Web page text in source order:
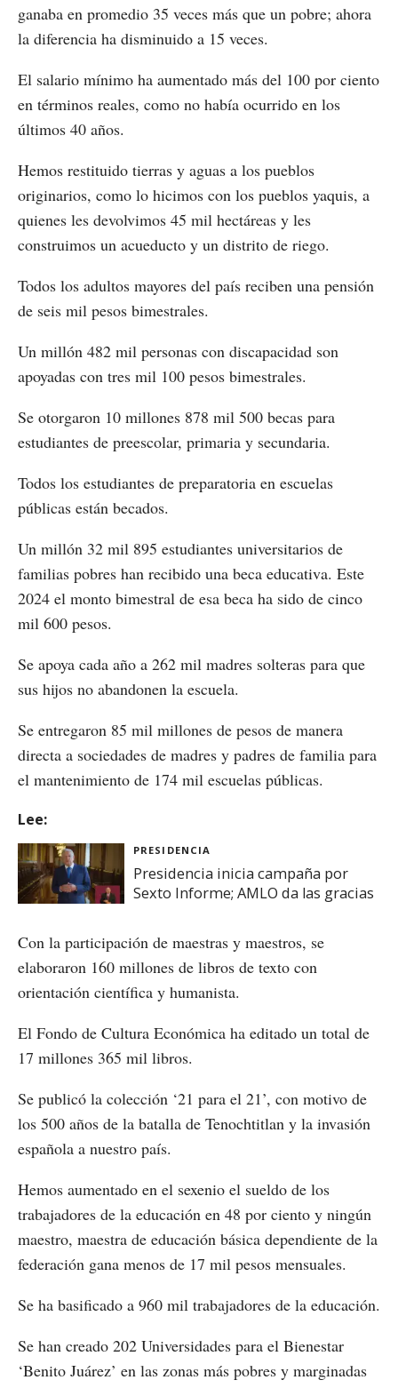
ganaba en promedio 35 veces más que un pobre; ahora
la diferencia ha disminuido a 15 veces.
El salario mínimo ha aumentado más del 100 por ciento
en términos reales, como no había ocurrido en los
últimos 40 años.
Hemos restituido tierras y aguas a los pueblos
originarios, como lo hicimos con los pueblos yaquis, a
quienes les devolvimos 45 mil hectáreas y les
construimos un acueducto y un distrito de riego.
Todos los adultos mayores del país reciben una pensión
de seis mil pesos bimestrales.
Un millón 482 mil personas con discapacidad son
apoyadas con tres mil 100 pesos bimestrales.
Se otorgaron 10 millones 878 mil 500 becas para
estudiantes de preescolar, primaria y secundaria.
Todos los estudiantes de preparatoria en escuelas
públicas están becados.
Un millón 32 mil 895 estudiantes universitarios de
familias pobres han recibido una beca educativa. Este
2024 el monto bimestral de esa beca ha sido de cinco
mil 600 pesos.
Se apoya cada año a 262 mil madres solteras para que
sus hijos no abandonen la escuela.
Se entregaron 85 mil millones de pesos de manera
directa a sociedades de madres y padres de familia para
el mantenimiento de 174 mil escuelas públicas.
Lee:
PRESIDENCIA
Presidencia inicia campaña por
Sexto Informe; AMLO da las gracias
Con la participación de maestras y maestros, se
elaboraron 160 millones de libros de texto con
orientación científica y humanista.
El Fondo de Cultura Económica ha editado un total de
17 millones 365 mil libros.
Se publicó la colección ‘21 para el 21’, con motivo de
los 500 años de la batalla de Tenochtitlan y la invasión
española a nuestro país.
Hemos aumentado en el sexenio el sueldo de los
trabajadores de la educación en 48 por ciento y ningún
maestro, maestra de educación básica dependiente de la
federación gana menos de 17 mil pesos mensuales.
Se ha basificado a 960 mil trabajadores de la educación.
Se han creado 202 Universidades para el Bienestar
‘Benito Juárez’ en las zonas más pobres y marginadas